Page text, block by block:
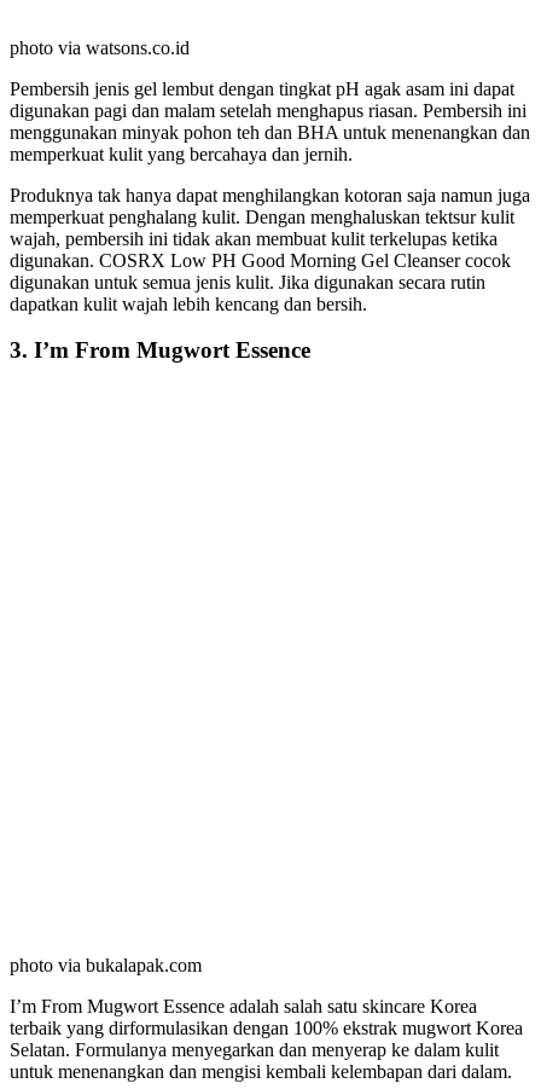
photo via watsons.co.id
Pembersih jenis gel lembut dengan tingkat pH agak asam ini dapat
digunakan pagi dan malam setelah menghapus riasan. Pembersih ini
menggunakan minyak pohon teh dan BHA untuk menenangkan dan
memperkuat kulit yang bercahaya dan jernih.
Produknya tak hanya dapat menghilangkan kotoran saja namun juga
memperkuat penghalang kulit. Dengan menghaluskan tektsur kulit
wajah, pembersih ini tidak akan membuat kulit terkelupas ketika
digunakan. COSRX Low PH Good Morning Gel Cleanser cocok
digunakan untuk semua jenis kulit. Jika digunakan secara rutin
dapatkan kulit wajah lebih kencang dan bersih.
3. I’m From Mugwort Essence
photo via bukalapak.com
I’m From Mugwort Essence adalah salah satu skincare Korea
terbaik yang dirformulasikan dengan 100% ekstrak mugwort Korea
Selatan. Formulanya menyegarkan dan menyerap ke dalam kulit
untuk menenangkan dan mengisi kembali kelembapan dari dalam.